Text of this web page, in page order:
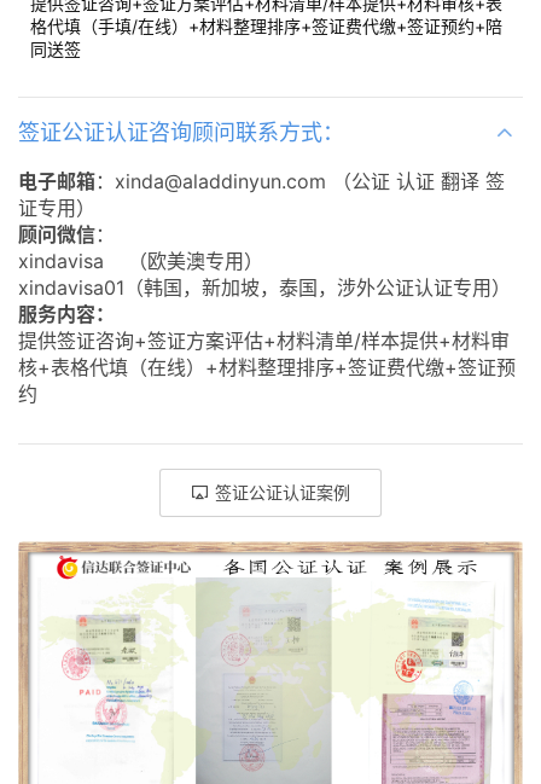
格代填（手填/在线）+材料整理排序+签证费代缴+签证预约+陪
同送签
签证公证认证咨询顾问联系方式：
电子邮箱：xinda@aladdinyun.com （公证 认证 翻译 签
证专用）
顾问微信：
xindavisa （欧美澳专用）
xindavisa01（韩国，新加坡，泰国，涉外公证认证专用）
服务内容：
提供签证咨询+签证方案评估+材料清单/样本提供+材料审
核+表格代填（在线）+材料整理排序+签证费代缴+签证预
约
签证公证认证案例